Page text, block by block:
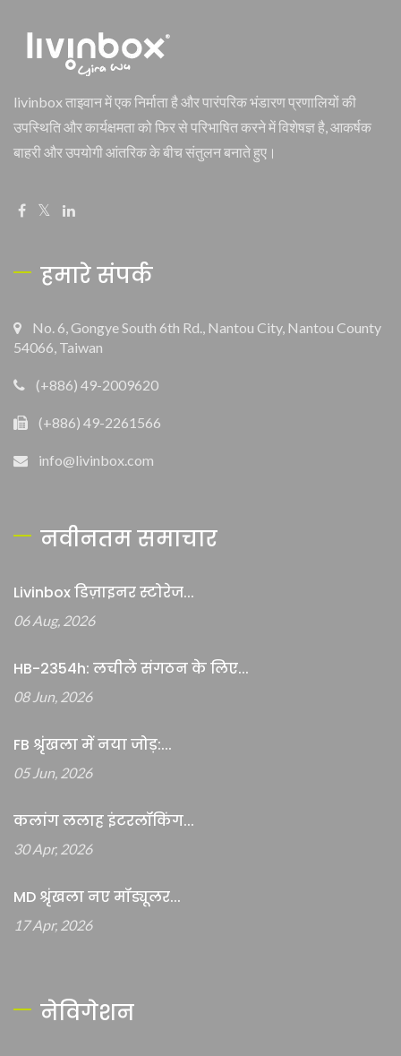
livinbox ताइवान में एक निर्माता है और पारंपरिक भंडारण प्रणालियों की
उपस्थिति और कार्यक्षमता को फिर से परिभाषित करने में विशेषज्ञ है, आकर्षक
बाहरी और उपयोगी आंतरिक के बीच संतुलन बनाते हुए।
हमारे संपर्क
No. 6, Gongye South 6th Rd., Nantou City, Nantou County
54066, Taiwan
(+886) 49-2009620
(+886) 49-2261566
info@livinbox.com
नवीनतम समाचार
Livinbox डिज़ाइनर स्टोरेज...
06 Aug, 2026
HB-2354h: लचीले संगठन के लिए...
08 Jun, 2026
FB श्रृंखला में नया जोड़:...
05 Jun, 2026
कलांग ललाह इंटरलॉकिंग...
30 Apr, 2026
MD श्रृंखला नए मॉड्यूलर...
17 Apr, 2026
नेविगेशन